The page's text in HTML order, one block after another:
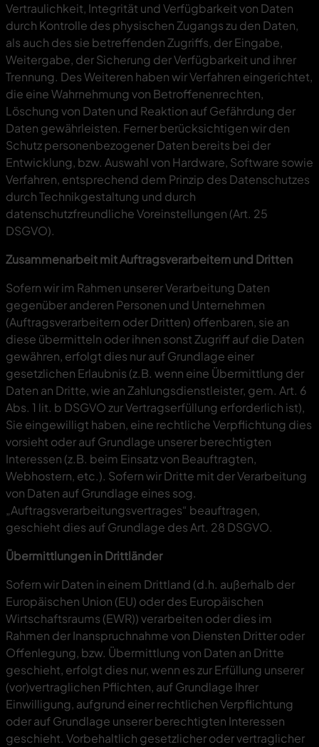
Vertraulichkeit, Integrität und Verfügbarkeit von Daten
durch Kontrolle des physischen Zugangs zu den Daten,
als auch des sie betreffenden Zugriffs, der Eingabe,
Weitergabe, der Sicherung der Verfügbarkeit und ihrer
Trennung. Des Weiteren haben wir Verfahren eingerichtet,
die eine Wahrnehmung von Betroffenenrechten,
Löschung von Daten und Reaktion auf Gefährdung der
Daten gewährleisten. Ferner berücksichtigen wir den
Schutz personenbezogener Daten bereits bei der
Entwicklung, bzw. Auswahl von Hardware, Software sowie
Verfahren, entsprechend dem Prinzip des Datenschutzes
durch Technikgestaltung und durch
datenschutzfreundliche Voreinstellungen (Art. 25
DSGVO).
Zusammenarbeit mit Auftragsverarbeitern und Dritten
Sofern wir im Rahmen unserer Verarbeitung Daten
gegenüber anderen Personen und Unternehmen
(Auftragsverarbeitern oder Dritten) offenbaren, sie an
diese übermitteln oder ihnen sonst Zugriff auf die Daten
gewähren, erfolgt dies nur auf Grundlage einer
gesetzlichen Erlaubnis (z.B. wenn eine Übermittlung der
Daten an Dritte, wie an Zahlungsdienstleister, gem. Art. 6
Abs. 1 lit. b DSGVO zur Vertragserfüllung erforderlich ist),
Sie eingewilligt haben, eine rechtliche Verpflichtung dies
vorsieht oder auf Grundlage unserer berechtigten
Interessen (z.B. beim Einsatz von Beauftragten,
Webhostern, etc.). Sofern wir Dritte mit der Verarbeitung
von Daten auf Grundlage eines sog.
„Auftragsverarbeitungsvertrages“ beauftragen,
geschieht dies auf Grundlage des Art. 28 DSGVO.
Übermittlungen in Drittländer
Sofern wir Daten in einem Drittland (d.h. außerhalb der
Europäischen Union (EU) oder des Europäischen
Wirtschaftsraums (EWR)) verarbeiten oder dies im
Rahmen der Inanspruchnahme von Diensten Dritter oder
Offenlegung, bzw. Übermittlung von Daten an Dritte
geschieht, erfolgt dies nur, wenn es zur Erfüllung unserer
(vor)vertraglichen Pflichten, auf Grundlage Ihrer
Einwilligung, aufgrund einer rechtlichen Verpflichtung
oder auf Grundlage unserer berechtigten Interessen
geschieht. Vorbehaltlich gesetzlicher oder vertraglicher